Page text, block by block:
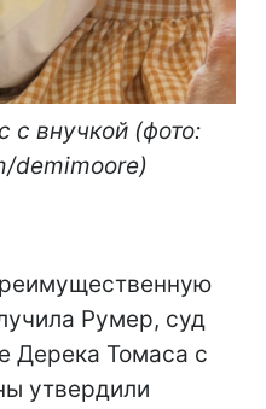
с внучкой (фото:
demimoore)
Румер, суд
Дерека Томаса с
утвердили